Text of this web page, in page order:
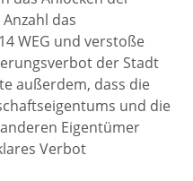
das
WEG und verstoße
der Stadt
außerdem, dass die
und die
Eigentümer
Verbot